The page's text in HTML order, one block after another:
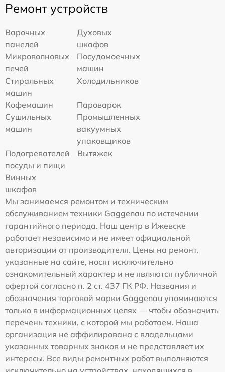
Ремонт устройств
Варочных
панелей
Духовых
шкафов
Микроволновых
печей
Посудомоечных
машин
Стиральных
машин
Холодильников
Кофемашин
Пароварок
Сушильных
машин
Промышленных
вакуумных
упаковщиков
Подогревателей
посуды и пищи
Вытяжек
Винных
шкафов
Мы занимаемся ремонтом и техническим
обслуживанием техники Gaggenau по истечении
гарантийного периода. Наш центр в Ижевске
работает независимо и не имеет официальной
авторизации от производителя. Цены на ремонт,
указанные на сайте, носят исключительно
ознакомительный характер и не являются публичной
офертой согласно п. 2 ст. 437 ГК РФ. Названия и
обозначения торговой марки Gaggenau упоминаются
только в информационных целях — чтобы обозначить
перечень техники, с которой мы работаем. Наша
организация не аффилирована с владельцами
указанных товарных знаков и не представляет их
интересы. Все виды ремонтных работ выполняются